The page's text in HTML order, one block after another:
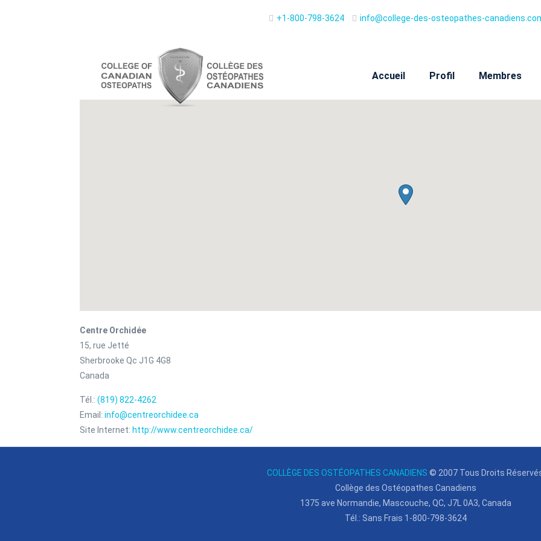
+1-800-798-3624 info@college-des-osteopathes-
Accueil Profil Membres
Centre Orchidée
15, rue Jetté
SherbrookeQc J1G 4G8
Canada
Tél.:(819) 822-4262
Email:info@centreorchidee.ca
Site Internet: http://www.centreorchidee.ca/
COLLÈGE DES OSTÉOPATHES CANADIENS © 2007Tous Droits
Collège des Ostéopathes Canadiens
1375 ave Normandie, Mascouche, QC, J7L 0A3, Canada
Tél.: Sans Frais 1-800-798-3624